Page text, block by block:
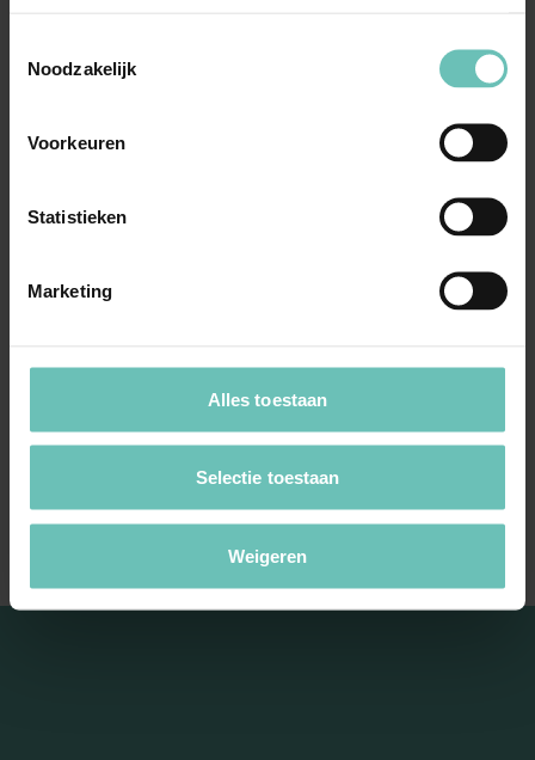
Noodzakelijk
Voorkeuren
Statistieken
Marketing
Alles toestaan
Selectie toestaan
Weigeren
27 NOVEMBER 2020
huwelijkse voorwaarden in te schrijven in ...
Hoge Raad Updates Cassatie